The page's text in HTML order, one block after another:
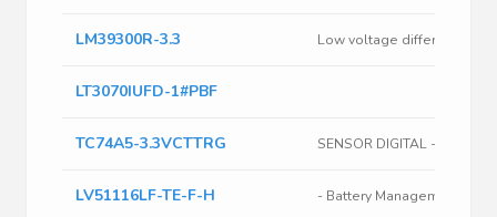
LM39300R-3.3
LT3070IUFD-1#PBF
TC74A5-3.3VCTTRG
LV51116LF-TE-F-H - Battery Management ICs